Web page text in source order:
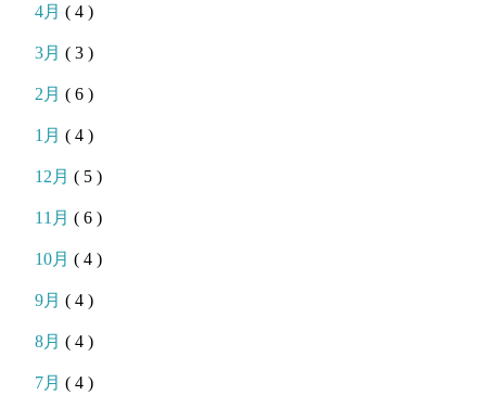
4月( 4 )
3月( 3 )
2月( 6 )
1月( 4 )
12月( 5 )
11月( 6 )
10月( 4 )
9月( 4 )
8月( 4 )
7月( 4 )